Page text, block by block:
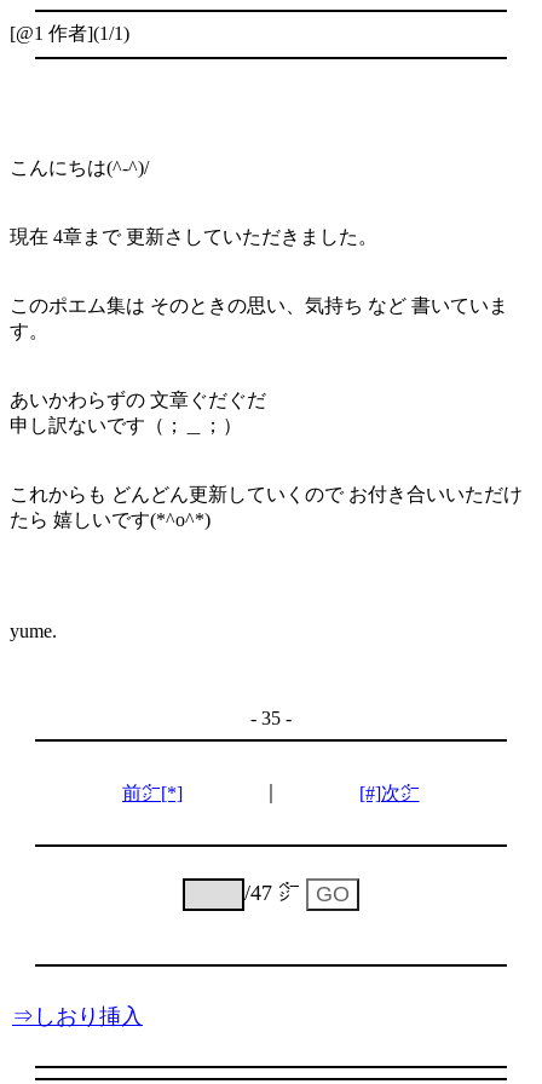
[@1 作者](1/1)
こんにちは(^-^)/
現在 4章まで 更新さしていただきました。
このポエム集は そのときの思い、気持ち など 書いていま
す。
あいかわらずの 文章ぐだぐだ
申し訳ないです（；＿；）
これからも どんどん更新していくので お付き合いいただけ
たら 嬉しいです(*^o^*)
yume.
- 35 -
前㌻[*] [#]次㌻
/47 ㌻
⇒しおり挿入